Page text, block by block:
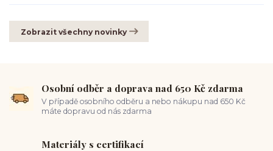
Zobrazit všechny novinky
Osobní odběr a doprava nad 650 Kč zdarma
V případě osobního odběru a nebo nákupu nad 650 Kč
máte dopravu od nás zdarma
Materiály s certifikací